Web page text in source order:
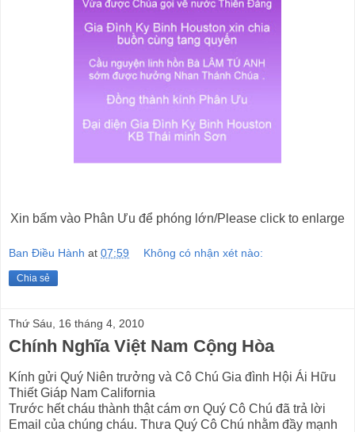
Xin bấm vào Phân Ưu để phóng lớn/Please click to enlarge
Ban Điều Hành at 07:59 Không có nhận xét nào:
Chia sẻ
Thứ Sáu, 16 tháng 4, 2010
Chính Nghĩa Việt Nam Cộng Hòa
Kính gửi Quý Niên trưởng và Cô Chú Gia đình Hội Ái Hữu
Thiết Giáp Nam California
Trước hết cháu thành thật cám ơn Quý Cô Chú đã trả lời
Email của chúng cháu. Thưa Quý Cô Chú nhằm đầy mạnh